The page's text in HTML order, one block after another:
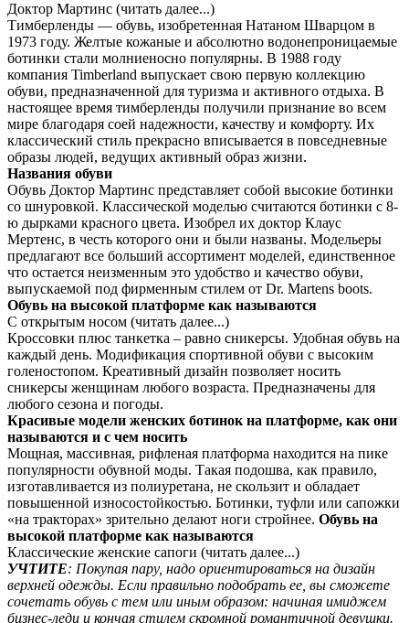
Доктор Мартинс (читать далее...)
Тимберленды — обувь, изобретенная Натаном Шварцом в
1973 году. Желтые кожаные и абсолютно водонепроницаемые
ботинки стали молниеносно популярны. В 1988 году
компания Timberland выпускает свою первую коллекцию
обуви, предназначенной для туризма и активного отдыха. В
настоящее время тимберленды получили признание во всем
мире благодаря соей надежности, качеству и комфорту. Их
классический стиль прекрасно вписывается в повседневные
образы людей, ведущих активный образ жизни.
Названия обуви
Обувь Доктор Мартинс представляет собой высокие ботинки
со шнуровкой. Классической моделью считаются ботинки с 8-
ю дырками красного цвета. Изобрел их доктор Клаус
Мертенс, в честь которого они и были названы. Модельеры
предлагают все больший ассортимент моделей, единственное
что остается неизменным это удобство и качество обуви,
выпускаемой под фирменным стилем от Dr. Martens boots.
Обувь на высокой платформе как называются
С открытым носом (читать далее...)
Кроссовки плюс танкетка – равно сникерсы. Удобная обувь на
каждый день. Модификация спортивной обуви с высоким
голеностопом. Креативный дизайн позволяет носить
сникерсы женщинам любого возраста. Предназначены для
любого сезона и погоды.
Красивые модели женских ботинок на платформе, как они
называются и с чем носить
Мощная, массивная, рифленая платформа находится на пике
популярности обувной моды. Такая подошва, как правило,
изготавливается из полиуретана, не скользит и обладает
повышенной износостойкостью. Ботинки, туфли или сапожки
«на тракторах» зрительно делают ноги стройнее. Обувь на
высокой платформе как называются
Классические женские сапоги (читать далее...)
УЧТИТЕ: Покупая пару, надо ориентироваться на дизайн
верхней одежды. Если правильно подобрать ее, вы сможете
сочетать обувь с тем или иным образом: начиная имиджем
бизнес-леди и кончая стилем скромной романтичной девушки.